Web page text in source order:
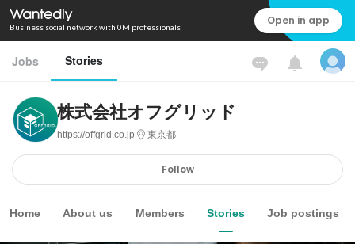
Business social network with 0M professionals Open in app
Jobs Stories
株式会社オフグリッド
https://offgrid.co.jp 東京都
Follow
Home About us Members Stories Job postings